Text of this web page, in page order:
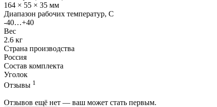
164 × 55 × 35 мм
Диапазон рабочих температур, C
-40…+40
Вес
2.6 кг
Страна производства
Россия
Состав комплекта
Уголок
Отзывы 1
Отзывов ещё нет — ваш может стать первым.